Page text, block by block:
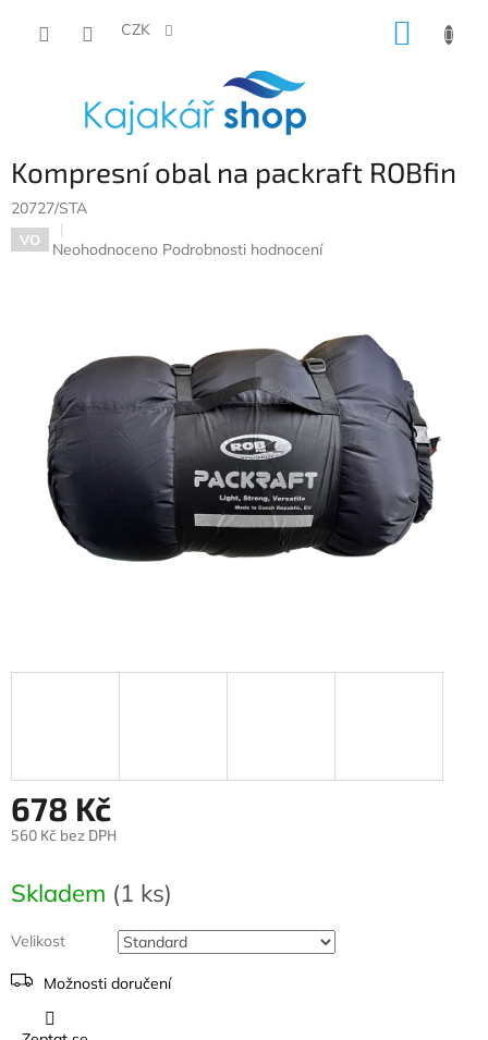
CZK
Kompresní obal na packraft ROBfin
20727/STA
VO
Průměrné
hvězdiček.
Neohodnoceno Podrobnosti hodnocení
678 Kč
560 Kč bez DPH
cena:
Skladem (1 ks)
Velikost
Možnosti doručení